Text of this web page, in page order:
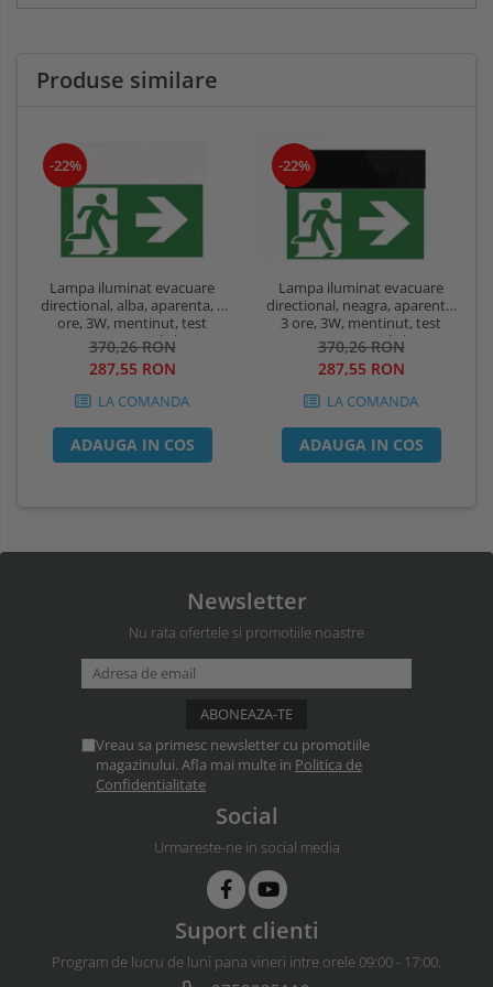
Produse similare
-22%
Lampa iluminat evacuare
directional, alba, aparenta, 3
ore, 3W, mentinut, test
automat, IP20, Intelight 90385
370,26 RON
287,55 RON
LA COMANDA
ADAUGA IN COS
-22%
Lampa iluminat evacuare
directional, neagra, aparenta,
3 ore, 3W, mentinut, test
automat, IP20, Intelight 90085
370,26 RON
287,55 RON
LA COMANDA
ADAUGA IN COS
Newsletter
Nu rata ofertele si promotiile noastre
Vreau sa primesc newsletter cu promotiile
magazinului. Afla mai multe in Politica de
Confidentialitate
Social
Urmareste-ne in social media
Suport clienti
Program de lucru de luni pana vineri intre orele 09:00 - 17:00.